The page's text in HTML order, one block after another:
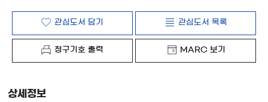
관심도서 담기 관심도서 목록
청구기호 출력 MARC 보기
상세정보